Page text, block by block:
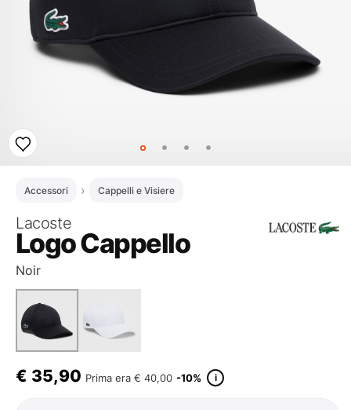
Accessori Cappelli e Visiere
Lacoste
Logo Cappello
Noir
€ 35,90 Prima era € 40,00 -10% i